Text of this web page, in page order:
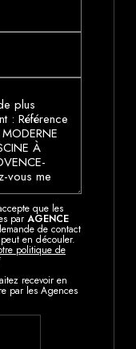
que les
par AGENCE
de contact
en découler.
politique de
recevoir en
par les Agences